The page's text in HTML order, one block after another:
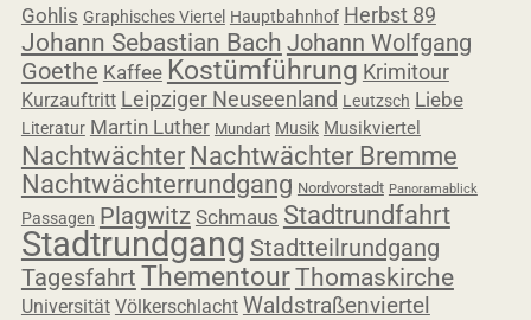
Gohlis Graphisches Viertel Hauptbahnhof Herbst 89
Johann Sebastian Bach Johann Wolfgang
Goethe Kaffee Kostümführung Krimitour
Kurzauftritt Leipziger Neuseenland Leutzsch Liebe
Literatur Martin Luther Mundart Musik Musikviertel
NachtwächterNachtwächter Bremme
Nachtwächterrundgang Nordvorstadt Panoramablick
Passagen Plagwitz Schmaus Stadtrundfahrt
Stadtrundgang Stadtteilrundgang
Tagesfahrt ThementourThomaskirche
Universität Völkerschlacht Waldstraßenviertel